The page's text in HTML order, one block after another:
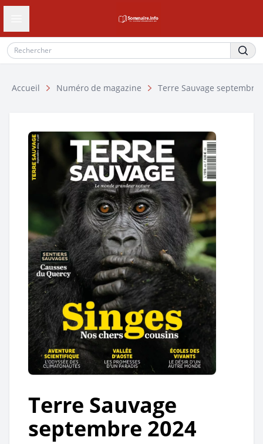
Ouvrir le tiroir de navigation
Accueil Numéro de magazine Terre Sauvage septembre
Terre Sauvage
septembre 2024